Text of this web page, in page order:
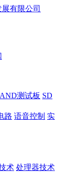
测试板 SD
路 语音控制 实
术 处理器技术